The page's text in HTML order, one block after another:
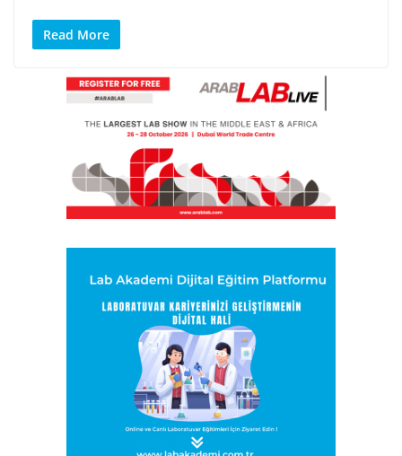
Read More